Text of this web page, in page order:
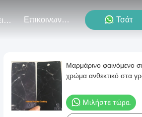
Εκδηλώσεις Επικοινωνήστε Μαζί Μας Τσάτ
Μαρμάρινο φαινόμενο
χρώμα ανθεκτικό στα
Μιλήστε τώρα.